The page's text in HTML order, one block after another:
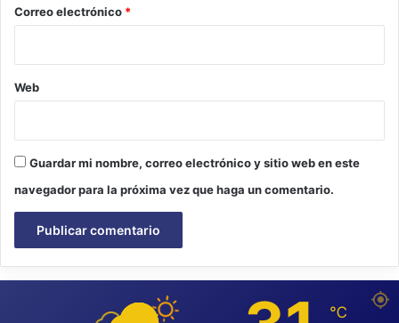
*
Correo electrónico *
Web
Guardar mi nombre, correo electrónico y sitio web en este
navegador para la próxima vez que haga un comentario.
℃